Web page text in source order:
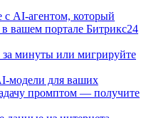
AI-агентом, который
вашем портале Битрикс24
за минуты или мигрируйте
модели для ваших
промптом — получите